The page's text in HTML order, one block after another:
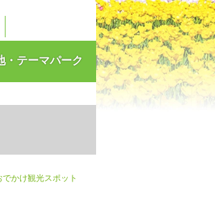
・テーマパーク
かけ観光スポット